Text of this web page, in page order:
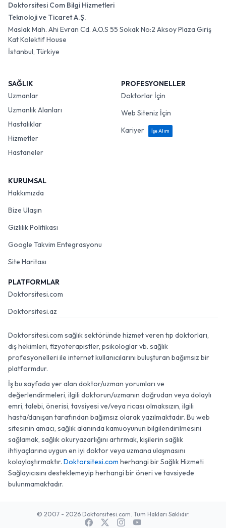
Doktorsitesi Com Bilgi Hizmetleri
Teknoloji ve Ticaret A.Ş.
Maslak Mah. Ahi Evran Cd. A.O.S 55 Sokak No:2 Aksoy Plaza Giriş
Kat Kolektif House
İstanbul, Türkiye
SAĞLIK
Uzmanlar
Uzmanlık Alanları
Hastalıklar
Hizmetler
Hastaneler
PROFESYONELLER
Doktorlar İçin
Web Siteniz İçin
Kariyer
İşe Alım
KURUMSAL
Hakkımızda
Bize Ulaşın
Gizlilik Politikası
Google Takvim Entegrasyonu
Site Haritası
PLATFORMLAR
Doktorsitesi.com
Doktorsitesi.az
Doktorsitesi.com sağlık sektöründe hizmet veren tıp doktorları,
diş hekimleri, fizyoterapistler, psikologlar vb. sağlık
profesyonelleri ile internet kullanıcılarını buluşturan bağımsız bir
platformdur.
İş bu sayfada yer alan doktor/uzman yorumları ve
değerlendirmeleri, ilgili doktorun/uzmanın doğrudan veya dolaylı
emri, talebi, önerisi, tavsiyesi ve/veya ricası olmaksızın, ilgili
hasta/danışan tarafından bağımsız olarak yazılmaktadır. Bu web
sitesinin amacı, sağlık alanında kamuoyunun bilgilendirilmesini
sağlamak, sağlık okuryazarlığını artırmak, kişilerin sağlık
ihtiyaçlarına uygun en iyi doktor veya uzmana ulaşmasını
kolaylaştırmaktır. Doktorsitesi.com herhangi bir Sağlık Hizmeti
Sağlayıcısını desteklemeyip herhangi bir öneri ve tavsiyede
bulunmamaktadır.
© 2007 - 2026 Doktorsitesi.com. Tüm Hakları Saklıdır.